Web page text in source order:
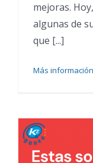
mejoras.
algunas de
que [...]
Más información